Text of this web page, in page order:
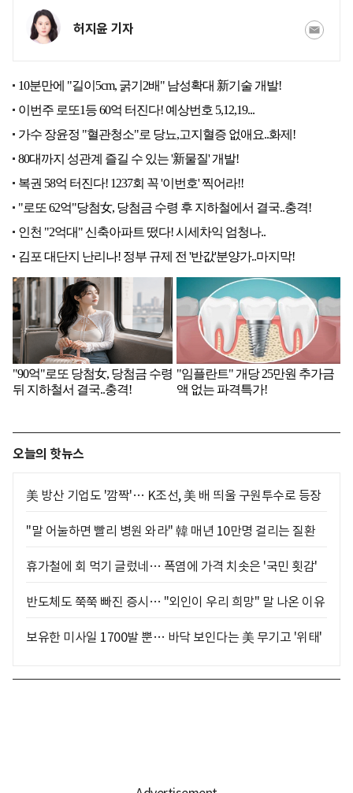
허지윤 기자
오늘의 핫뉴스
美 방산 기업도 '깜짝'… K조선, 美 배 띄울 구원투수로 등장
"말 어눌하면 빨리 병원 와라" 韓 매년 10만명 걸리는 질환
휴가철에 회 먹기 글렀네… 폭염에 가격 치솟은 '국민 횟감'
반도체도 쭉쭉 빠진 증시… "외인이 우리 희망" 말 나온 이유
보유한 미사일 1700발 뿐… 바닥 보인다는 美 무기고 '위태'